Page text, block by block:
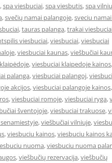
,spa viesbuciai,spa viesbutis,spa
,svečių namai palangoje,sveciu
,tauras palanga,trakai
viesbuciai,viesbuciai,viesbuciai
,viesbuciai kaunas,viešbučiai
,viesbuciai klaipedoje kainos,
palanga,viesbuciai palangoj,
akcijos,viesbuciai palangoje kainos,
,viesbuciai romoje,viesbuciai ryga,
šventojoje,viesbuciai trakuose,
,viešbučiai vilniuje,
,viesbuciu kainos,viesbuciu kainos
nuoma,viesbuciu nuoma
,viešbučių rezervacija,viešbučių